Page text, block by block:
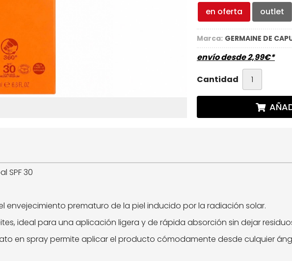
en oferta outlet
Marca: GERMAINE DE
envío desde2,99€*
Cantidad
SPF 30
envejecimiento prematuro de la piel inducido por la radiación solar.
ideal para una aplicación ligera y de rápida absorción sin dejar
en spray permite aplicar el producto cómodamente desde culquier